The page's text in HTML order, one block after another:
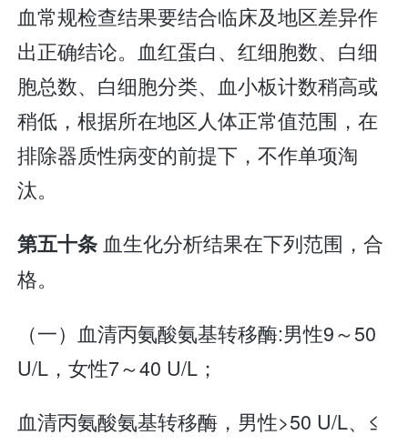
血常规检查结果要结合临床及地区差异作
出正确结论。血红蛋白、红细胞数、白细
胞总数、白细胞分类、血小板计数稍高或
稍低，根据所在地区人体正常值范围，在
排除器质性病变的前提下，不作单项淘
汰。
第五十条血生化分析结果在下列范围，合
格。
（一）血清丙氨酸氨基转移酶:男性9～50
U/L，女性7～40 U/L；
血清丙氨酸氨基转移酶，男性>50 U/L、≤